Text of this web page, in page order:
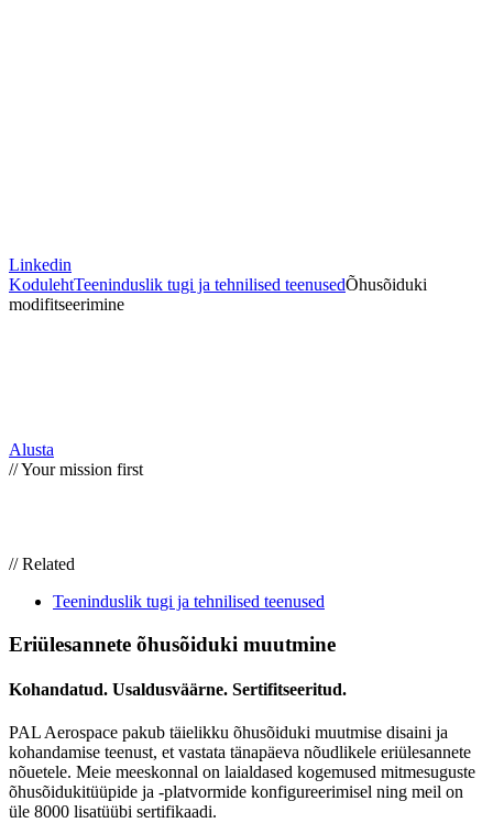
Linkedin
KodulehtTeeninduslik tugi ja tehnilised teenusedÕhusõiduki
modifitseerimine
Alusta
// Your mission first
// Related
Teeninduslik tugi ja tehnilised teenused
Eriülesannete õhusõiduki muutmine
Kohandatud. Usaldusväärne. Sertifitseeritud.
PAL Aerospace pakub täielikku õhusõiduki muutmise disaini ja
kohandamise teenust, et vastata tänapäeva nõudlikele eriülesannete
nõuetele. Meie meeskonnal on laialdased kogemused mitmesuguste
õhusõidukitüüpide ja -platvormide konfigureerimisel ning meil on
üle 8000 lisatüübi sertifikaadi.